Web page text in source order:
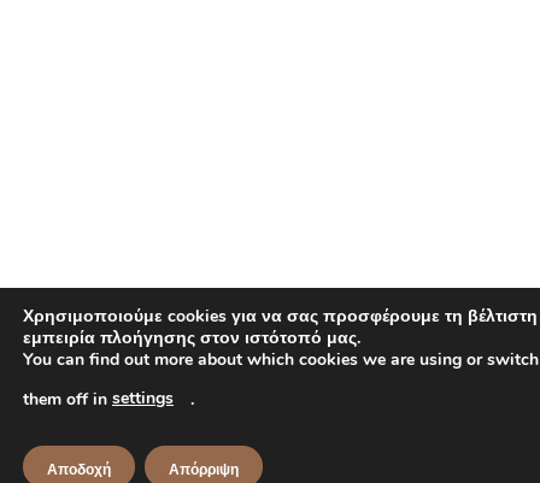
Χρησιμοποιούμε cookies για να σας προσφέρουμε τη βέλτιστη
εμπειρία πλοήγησης στον ιστότοπό μας.
You can find out more about which cookies we are using or switch
them off in settings .
Αποδοχή Απόρριψη